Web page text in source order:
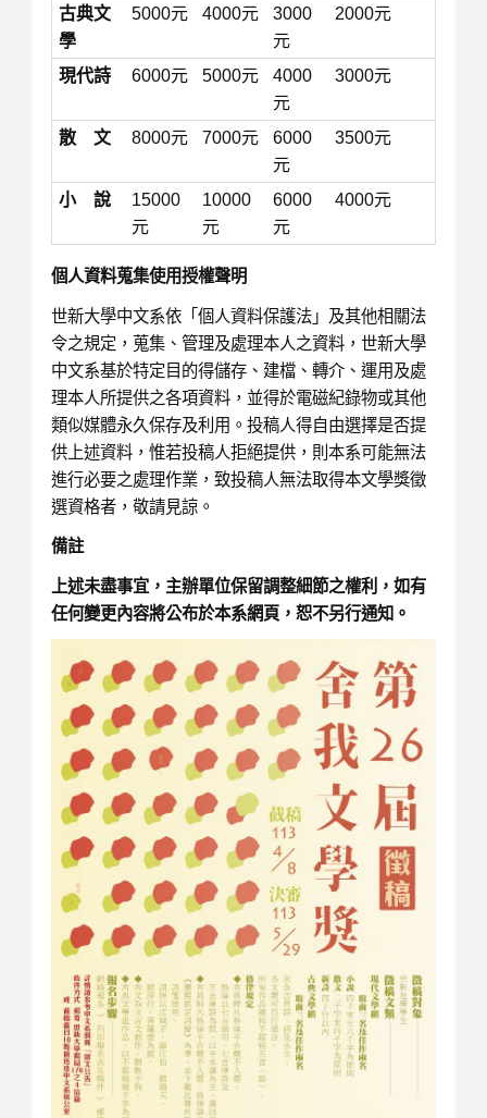
古典文
學
5000元 4000元
3000
元
2000元
現代詩 6000元 5000元
4000
元
3000元
散 文 8000元 7000元
6000
元
3500元
小 說
15000
元
10000
元
6000
元
4000元
個人資料蒐集使用授權聲明
世新大學中文系依「個人資料保護法」及其他相關法
令之規定，蒐集、管理及處理本人之資料，世新大學
中文系基於特定目的得儲存、建檔、轉介、運用及處
理本人所提供之各項資料，並得於電磁紀錄物或其他
類似媒體永久保存及利用。投稿人得自由選擇是否提
供上述資料，惟若投稿人拒絕提供，則本系可能無法
進行必要之處理作業，致投稿人無法取得本文學獎徵
選資格者，敬請見諒。
備註
上述未盡事宜，主辦單位保留調整細節之權利，如有
任何變更內容將公布於本系網頁，恕不另行通知。